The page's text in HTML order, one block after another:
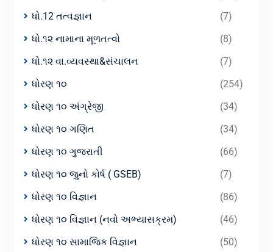
ધો.12 તત્વજ્ઞાન
(7)
ધો.૧૨ નામાના મૂળતત્વો
(8)
ધો.૧૨ વા.વ્યવસ્થા&સંચાલન
(7)
ધોરણ ૧૦
(254)
ધોરણ ૧૦ અંગ્રેજી
(34)
ધોરણ ૧૦ ગણિત
(34)
ધોરણ ૧૦ ગુજરાતી
(66)
ધોરણ ૧૦ જુનો કોર્ષ ( GSEB)
(7)
ધોરણ ૧૦ વિજ્ઞાન
(86)
ધોરણ ૧૦ વિજ્ઞાન (નવો અભ્યાસક્રમ)
(46)
ધોરણ ૧૦ સામાજિક વિજ્ઞાન
(50)